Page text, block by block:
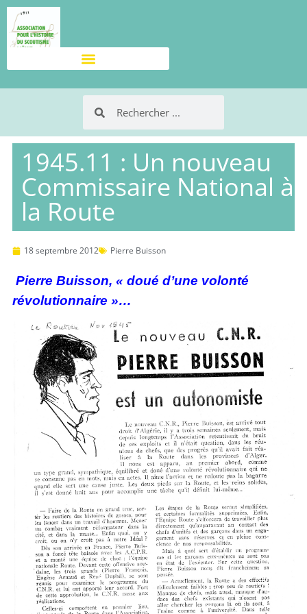
1945.11 : Un nouveau
Commissaire National à
la Route
18 septembre 2012 Pierre Buisson
Pierre Buisson, « doué d’une volonté
révolutionnaire »…